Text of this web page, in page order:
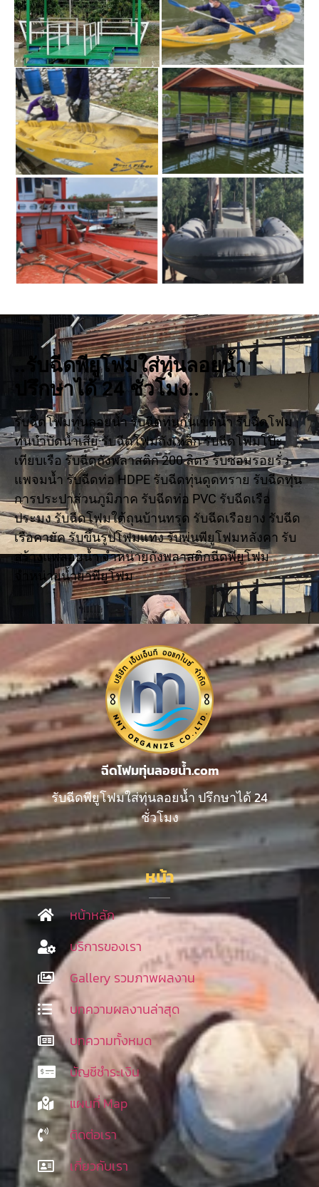
..รับฉีดพียูโฟมใส่ทุ่นลอยน้ำ
ปรึกษาได้ 24 ชั่วโมง..
รับฉีดโฟมทุ่นลอยน้ำ รับฉีดทุ่นกั้นเขตน้ำ รับฉีดโฟม
ทุ่นบำบัดน้ำเสีย รับฉีดโฟมถังเหล็ก รับฉีดโฟมโป๊ะ
เทียบเรือ รับฉีดถังพลาสติก 200 ลิตร รับซ่อมรอยรั่ว
แพจมน้ำ รับฉีดท่อ HDPE รับฉีดทุ่นดูดทราย รับฉีดทุ่น
การประปาส่วนภูมิภาค รับฉีดท่อ PVC รับฉีดเรือ
ประมง รับฉีดโฟมใต้ถุนบ้านทรุด รับฉีดเรือยาง รับฉีด
เรือคายัค รับขึ้นรูปโฟมแท่ง รับพ่นพียูโฟมหลังคา รับ
สร้างแพลอยน้ำ จำหน่ายถังพลาสติกฉีดพียูโฟม
จำหน่ายน้ำยาพียูโฟม
ฉีดโฟมทุ่นลอยน้ำ.com
รับฉีดพียูโฟมใส่ทุ่นลอยน้ำ ปรึกษาได้ 24
ชั่วโมง
หน้า
หน้าหลัก
บริการของเรา
Gallery รวมภาพผลงาน
บทความผลงานล่าสุด
บทความทั้งหมด
บัญชีชำระเงิน
แผนที่ Map
ติดต่อเรา
เกี่ยวกับเรา